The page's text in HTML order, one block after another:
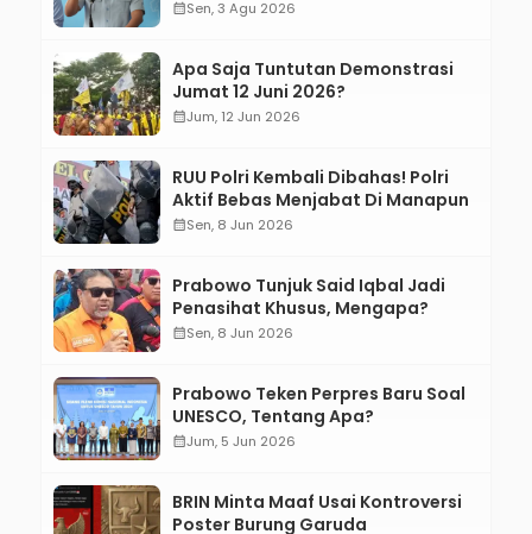
Bertanggung Jawab!”
calendar_monthSen, 3 Agu 2026
Apa Saja Tuntutan Demonstrasi
Jumat 12 Juni 2026?
calendar_monthJum, 12 Jun 2026
RUU Polri Kembali Dibahas! Polri
Aktif Bebas Menjabat Di Manapun
calendar_monthSen, 8 Jun 2026
Prabowo Tunjuk Said Iqbal Jadi
Penasihat Khusus, Mengapa?
calendar_monthSen, 8 Jun 2026
Prabowo Teken Perpres Baru Soal
UNESCO, Tentang Apa?
calendar_monthJum, 5 Jun 2026
BRIN Minta Maaf Usai Kontroversi
Poster Burung Garuda